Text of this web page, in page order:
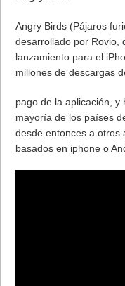
Angry Birds (Pájaros
desarrollado por Rovio,
lanzamiento para el
millones de descargas
pago de la aplicación,
mayoría de los países
desde entonces a otros
basados en iphone o